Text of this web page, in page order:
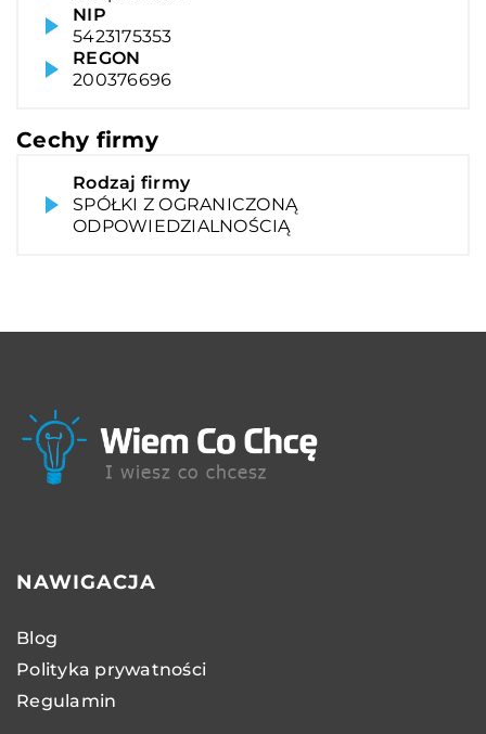
NIP
5423175353
REGON
200376696
Cechy firmy
Rodzaj firmy
SPÓŁKI Z OGRANICZONĄ
ODPOWIEDZIALNOŚCIĄ
NAWIGACJA
Blog
Polityka prywatności
Regulamin